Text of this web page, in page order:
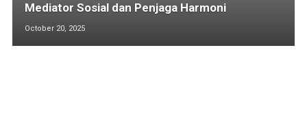
Mediator Sosial dan Penjaga Harmoni
October 20, 2025